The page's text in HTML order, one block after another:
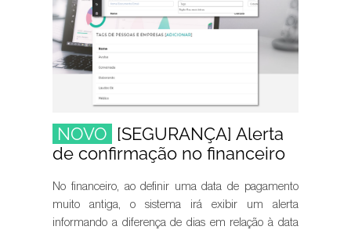
NOVO [SEGURANÇA] Alerta
de confirmação no financeiro
No financeiro, ao definir uma data de pagamento
muito antiga, o sistema irá exibir um alerta
informando a diferença de dias em relação à data